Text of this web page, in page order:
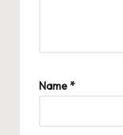
Name*